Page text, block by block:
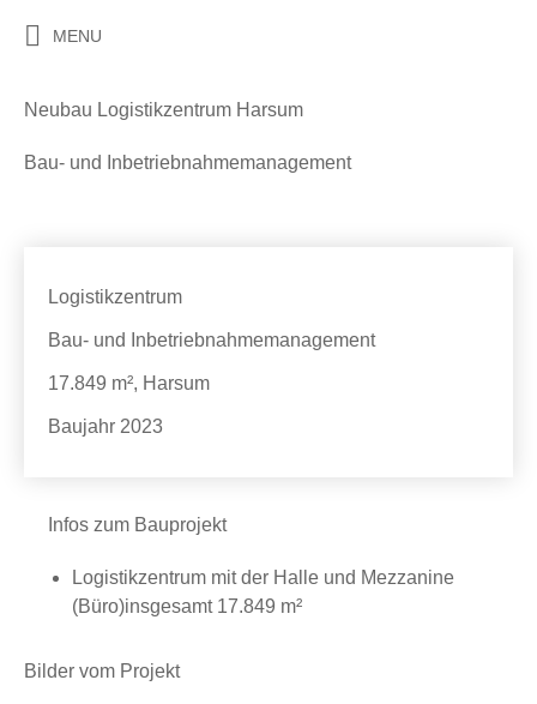
MENU
Neubau Logistikzentrum Harsum
Bau- und Inbetriebnahmemanagement
Logistikzentrum
Bau- und Inbetriebnahmemanagement
17.849 m², Harsum
Baujahr 2023
Infos zum Bauprojekt
Logistikzentrum mit der Halle und Mezzanine
(Büro)insgesamt 17.849 m²
Bilder vom Projekt